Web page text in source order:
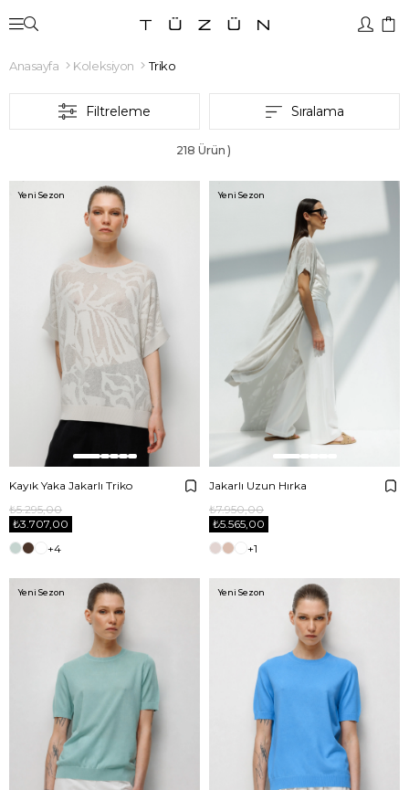
Anasayfa Koleksiyon Triko
Filtreleme Sıralama
218 Ürün
Kayık Yaka Jakarlı Triko
₺3.707,00
₺5.295,00
+4
Yeni Sezon
Jakarlı Uzun Hırka
₺5.565,00
₺7.950,00
+1
Yeni Sezon
Yeni Sezon Yeni Sezon